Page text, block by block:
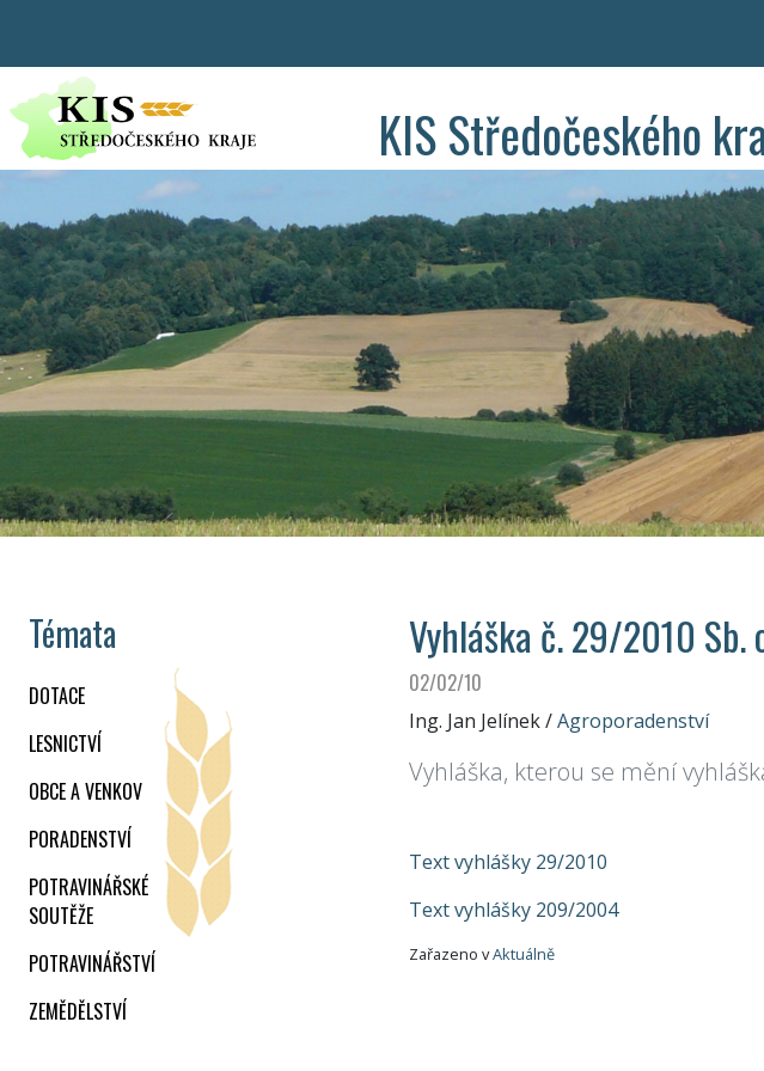
KIS Středočeského
Témata
DOTACE
LESNICTVÍ
OBCE A VENKOV
PORADENSTVÍ
POTRAVINÁŘSKÉ
SOUTĚŽE
POTRAVINÁŘSTVÍ
ZEMĚDĚLSTVÍ
Vyhláška č. 29/2010 Sb.
02/02/10
Ing. Jan Jelínek/Agroporadenství
Vyhláška, kterou se mění
Text vyhlášky 29/2010
Text vyhlášky 209/2004
Zařazeno vAktuálně